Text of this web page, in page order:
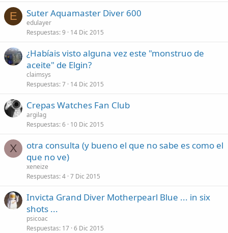
E Suter Aquamaster Diver 600
edulayer
Respuestas 9 14 Dic 2015
¿Habíais visto alguna vez este "monstruo de
aceite" de Elgin?
claimsys
Respuestas 7 14 Dic 2015
Crepas Watches Fan Club
argilag
Respuestas 6 10 Dic 2015
X
otra consulta (y bueno el que no sabe es como el
que no ve)
xeneize
Respuestas 4 7 Dic 2015
Invicta Grand Diver Motherpearl Blue ... in six
shots ...
psicoac
Respuestas 17 6 Dic 2015